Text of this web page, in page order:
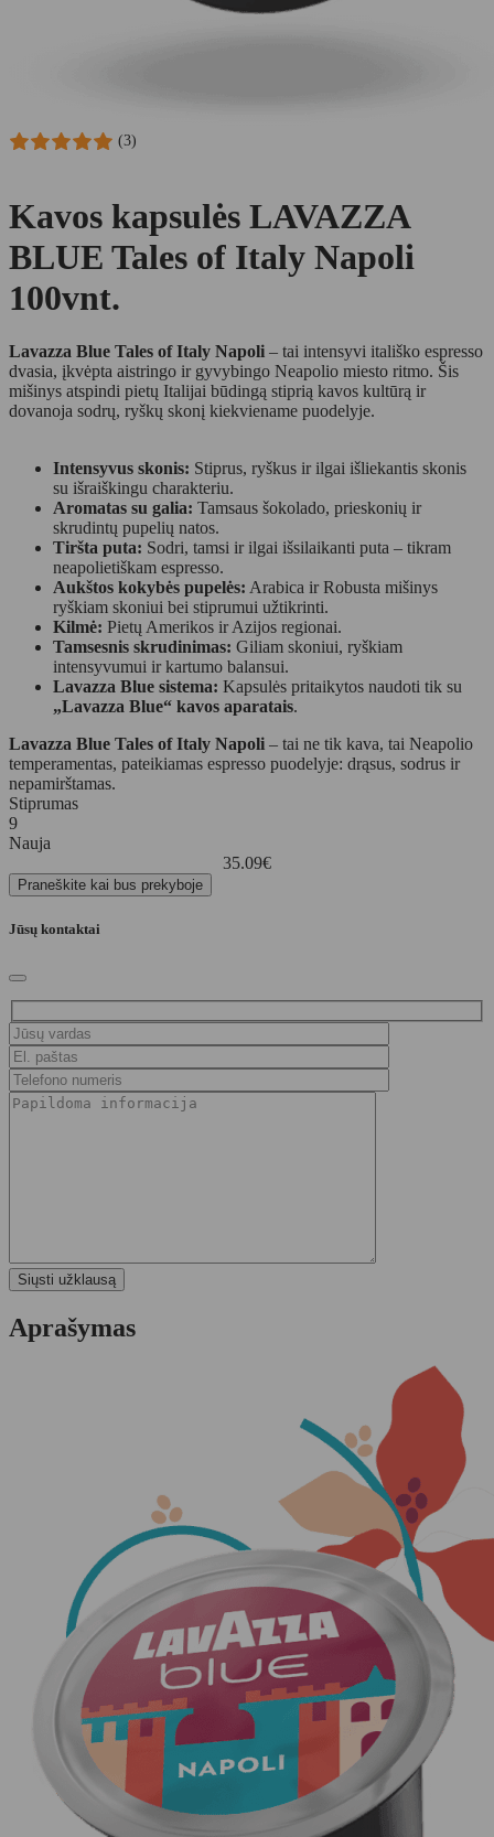
(3)
Kavos kapsulės LAVAZZA
BLUE Tales of Italy Napoli
100vnt.
Lavazza Blue Tales of Italy Napoli – tai intensyvi itališko espresso
dvasia, įkvėpta aistringo ir gyvybingo Neapolio miesto ritmo. Šis
mišinys atspindi pietų Italijai būdingą stiprią kavos kultūrą ir
dovanoja sodrų, ryškų skonį kiekviename puodelyje.
Intensyvus skonis: Stiprus, ryškus ir ilgai išliekantis skonis
su išraiškingu charakteriu.
Aromatas su galia: Tamsaus šokolado, prieskonių ir
skrudintų pupelių natos.
Tiršta puta: Sodri, tamsi ir ilgai išsilaikanti puta – tikram
neapolietiškam espresso.
Aukštos kokybės pupelės: Arabica ir Robusta mišinys
ryškiam skoniui bei stiprumui užtikrinti.
Kilmė: Pietų Amerikos ir Azijos regionai.
Tamsesnis skrudinimas: Giliam skoniui, ryškiam
intensyvumui ir kartumo balansui.
Lavazza Blue sistema: Kapsulės pritaikytos naudoti tik su
„Lavazza Blue“ kavos aparatais.
Lavazza Blue Tales of Italy Napoli – tai ne tik kava, tai Neapolio
temperamentas, pateikiamas espresso puodelyje: drąsus, sodrus ir
nepamirštamas.
Stiprumas
9
Nauja
35.09€
Praneškite kai bus prekyboje
Jūsų kontaktai
Aprašymas